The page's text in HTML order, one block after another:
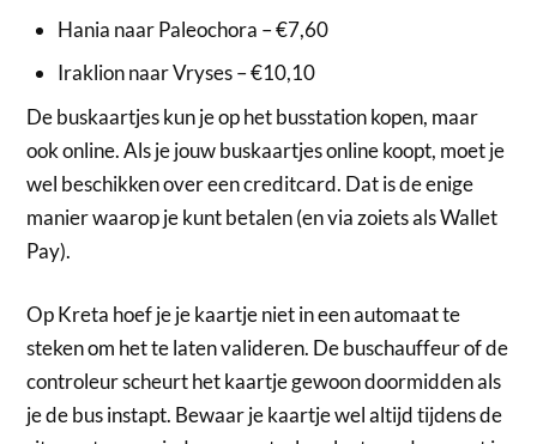
Hania naar Paleochora – €7,60
Iraklion naar Vryses – €10,10
De buskaartjes kun je op het busstation kopen, maar
ook online. Als je jouw buskaartjes online koopt, moet je
wel beschikken over een creditcard. Dat is de enige
manier waarop je kunt betalen (en via zoiets als Wallet
Pay).
Op Kreta hoef je je kaartje niet in een automaat te
steken om het te laten valideren. De buschauffeur of de
controleur scheurt het kaartje gewoon doormidden als
je de bus instapt. Bewaar je kaartje wel altijd tijdens de